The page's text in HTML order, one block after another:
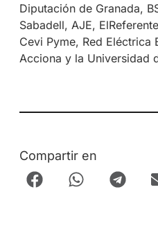
Diputación de Granada,
Sabadell, AJE,
Cevi Pyme, Red Eléctrica
Acciona y la Universidad
Compartir en